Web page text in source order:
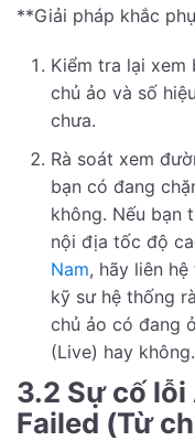
**Giải pháp khắc
Kiểm tra lại xem
chủ ảo và số
chưa.
Rà soát xem
bạn có đang
không. Nếu bạn
nội địa tốc độ
Nam, hãy liên
kỹ sư hệ thống
chủ ảo có đang
(Live) hay không.
3.2 Sự cố
Failed (Từ